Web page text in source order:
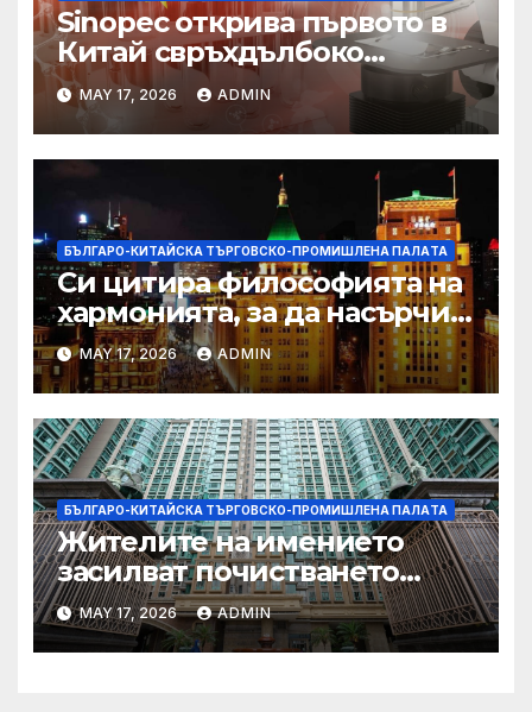
Sinopec открива първото в
Китай свръхдълбоко
находище на шистов газ в
Съчуанския басейн
MAY 17, 2026 ADMIN
БЪЛГАРО-КИТАЙСКА ТЪРГОВСКО-ПРОМИШЛЕНА ПАЛAТА
Си цитира философията на
хармонията, за да насърчи
съжителството между
Китай и САЩ
MAY 17, 2026 ADMIN
БЪЛГАРО-КИТАЙСКА ТЪРГОВСКО-ПРОМИШЛЕНА ПАЛAТА
Жителите на имението
засилват почистването
след първия случай на
хепатит на плъхове в града
тази година
MAY 17, 2026 ADMIN